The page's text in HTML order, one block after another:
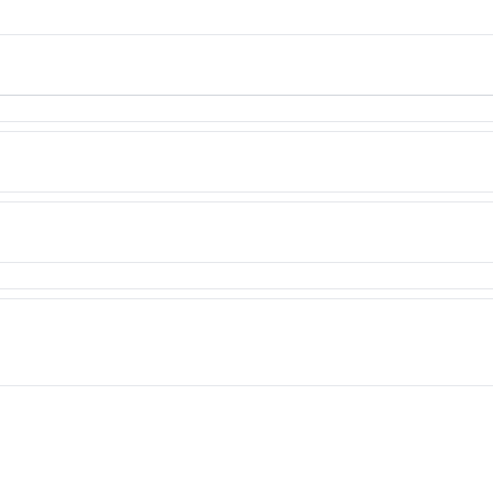
Été
Qualité
65
allie performance et budget maîtrisé. Adapté aux conditions
la pluie